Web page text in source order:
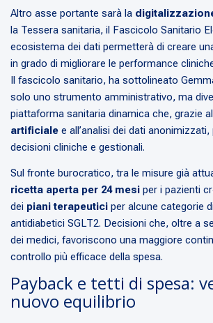
Altro asse portante sarà la
la Tessera sanitaria, il Fascicolo Sanitario
ecosistema dei dati permetterà di creare
in grado di migliorare le performance
Il fascicolo sanitario, ha sottolineato
solo uno strumento amministrativo, ma
piattaforma sanitaria dinamica che, grazie
artificiale e all’analisi dei dati
decisioni cliniche e gestionali.
Sul fronte burocratico, tra le misure già
ricetta aperta per 24 mesi per i pazienti
dei piani terapeutici per alcune categorie
antidiabetici SGLT2. Decisioni che, oltre a
dei medici, favoriscono una maggiore
controllo più efficace della spesa.
Payback e tetti di spesa:
nuovo equilibrio